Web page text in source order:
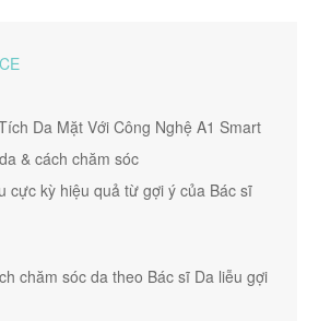
Da Mặt Với Công Nghệ A1 Smart
& cách chăm sóc
cực kỳ hiệu quả từ gợi ý của Bác sĩ
chăm sóc da theo Bác sĩ Da liễu gợi